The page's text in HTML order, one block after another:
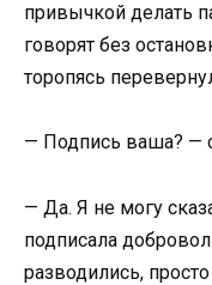
привычкой делать
говорят без
торопясь
— Подпись ваша? —
— Да. Я не могу
подписала
разводились,